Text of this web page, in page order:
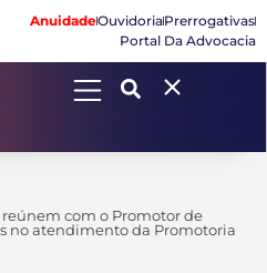
AnuidadeOuvidoriaPrerrogativas
Portal Da Advocacia
reúnem com o Promotor de
no atendimento da Promotoria